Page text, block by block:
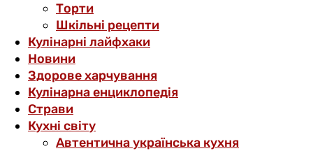
Торти
Шкільні рецепти
Кулінарні лайфхаки
Новини
Здорове харчування
Кулінарна енциклопедія
Страви
Кухні світу
Автентична українська кухня